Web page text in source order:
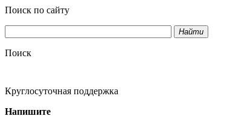
Поиск по сайту
Найти
Поиск
Круглосуточная поддержка
Напишите